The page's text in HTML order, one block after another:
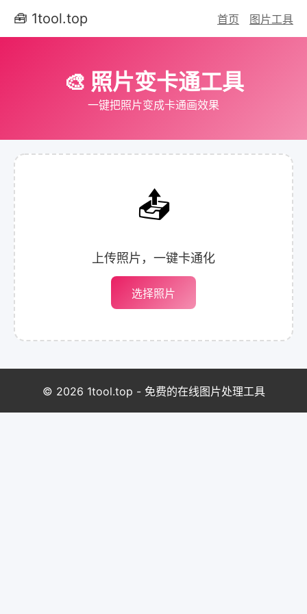
🧰 1tool.top 首页 图片工具
🎨 照片变卡通工具
一键把照片变成卡通画效果
📤
上传照片，一键卡通化
选择照片
© 2026 1tool.top - 免费的在线图片处理工具